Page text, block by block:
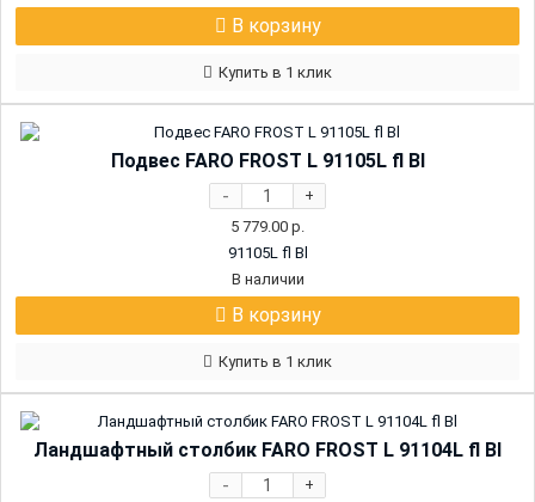
В корзину
Купить в 1 клик
Подвес FARO FROST L 91105L fl Bl
- +
5 779.00 р.
91105L fl Bl
В наличии
В корзину
Купить в 1 клик
Ландшафтный столбик FARO FROST L 91104L fl Bl
- +